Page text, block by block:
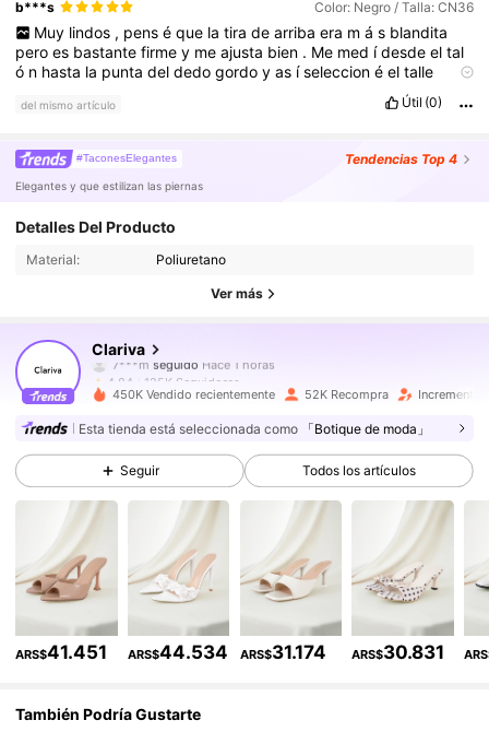
b***s Color: Negro / Talla: CN36
Muy lindos , pens é que la tira de arriba era m á s blandita
peroes bastantefirmey meajusta bien . Me med ídesdeeltal
ó n hasta la puntadeldedogordoyas íseleccionéeltalle
del mismo artículo Útil (0)
#TaconesElegantes Tendencias Top 4
Elegantes y que estilizan las piernas
Detalles Del Producto
Material: Poliuretano
Ver más
Clariva
125K Seguidores
4,84 125K Seguidores
4,84 125K Seguidores
4,84 125K Seguidores
125K Seguidores
4,84 125K Seguidores
125K Seguidores
450K Vendido recientemente 52K Recompra Incremento
Esta tienda está seleccionada como 「Botique de moda」
Seguir Todos los artículos
ARS$41.451 ARS$44.534 ARS$31.174 ARS$30.831
También Podría Gustarte